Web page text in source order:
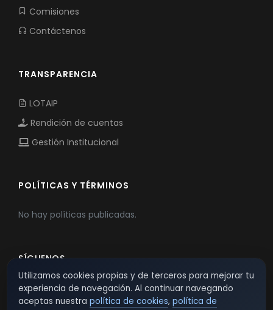
Comisiones
Contáctenos
TRANSPARENCIA
LOTAIP
Rendición de cuentas
Gestión Institucional
POLÍTICAS Y TÉRMINOS
No hay políticas publicadas.
SÍGUENOS
Utilizamos cookies propias y de terceros para mejorar tu
experiencia de navegación. Al continuar navegando
aceptas nuestra política de cookies, política de